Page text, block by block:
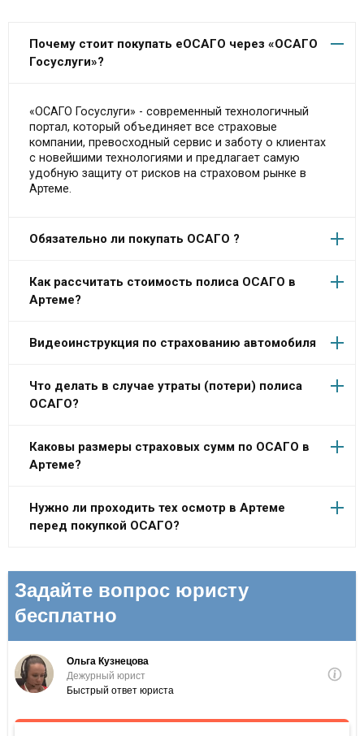
Почему стоит покупать еОСАГО через «ОСАГО
Госуслуги»?
«ОСАГО Госуслуги» - современный технологичный
портал, который объединяет все страховые
компании, превосходный сервис и заботу о клиентах
с новейшими технологиями и предлагает самую
удобную защиту от рисков на страховом рынке в
Артеме.
Обязательно ли покупать ОСАГО ?
Как рассчитать стоимость полиса ОСАГО в
Артеме?
Видеоинструкция по страхованию автомобиля
Что делать в случае утраты (потери) полиса
ОСАГО?
Каковы размеры страховых сумм по ОСАГО в
Артеме?
Нужно ли проходить тех осмотр в Артеме
перед покупкой ОСАГО?